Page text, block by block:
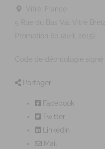
Vitré, France
5 Rue du Bas Val
Vitré
Promotion 60 (avril 2015)
Code de déontologie signé
Partager
Facebook
Twitter
LinkedIn
Mail